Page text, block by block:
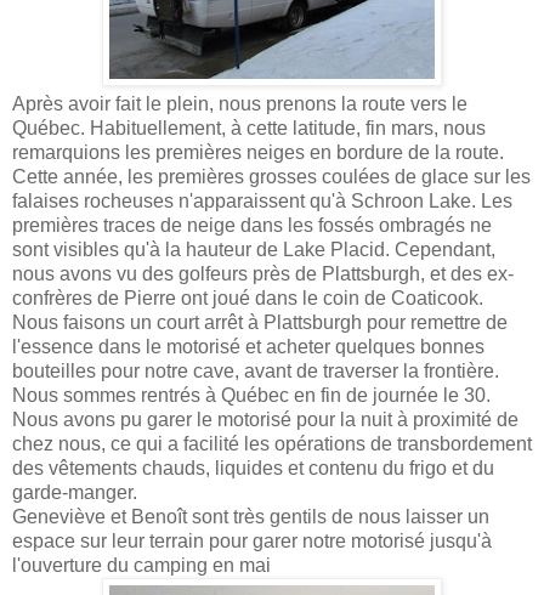
Après avoir fait le plein, nous prenons la route vers le
Québec. Habituellement, à cette latitude, fin mars, nous
remarquions les premières neiges en bordure de la route.
Cette année, les premières grosses coulées de glace sur les
falaises rocheuses n'apparaissent qu'à Schroon Lake. Les
premières traces de neige dans les fossés ombragés ne
sont visibles qu'à la hauteur de Lake Placid. Cependant,
nous avons vu des golfeurs près de Plattsburgh, et des ex-
confrères de Pierre ont joué dans le coin de Coaticook.
Nous faisons un court arrêt à Plattsburgh pour remettre de
l'essence dans le motorisé et acheter quelques bonnes
bouteilles pour notre cave, avant de traverser la frontière.
Nous sommes rentrés à Québec en fin de journée le 30.
Nous avons pu garer le motorisé pour la nuit à proximité de
chez nous, ce qui a facilité les opérations de transbordement
des vêtements chauds, liquides et contenu du frigo et du
garde-manger.
Geneviève et Benoît sont très gentils de nous laisser un
espace sur leur terrain pour garer notre motorisé jusqu'à
l'ouverture du camping en mai